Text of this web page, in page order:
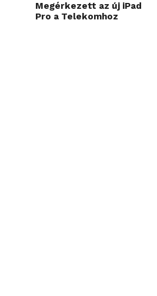
Megérkezett az új iPad
Pro a Telekomhoz